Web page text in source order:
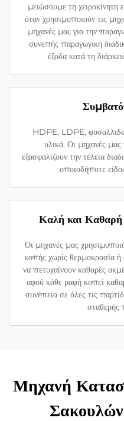
μειώσουμε τη χειροκίνητη
όταν χρησιμοποιούν τις
μηχανές μας για την
συνεπής παραγωγική
έξοδα κατά τη
HDPE, LDPE,
υλικά. Οι μηχανές
εξασφαλίζουν την τέλεια
οποιοδήποτε
Καλή και
Οι μηχανές μας
κοπής χωρίς θερμοκρασία ή
να πετυχαίνουν καθαρές
αφού κάθε ραφή κοπεί
συνέπεια σε όλες τις
σταθερής
Μηχανή